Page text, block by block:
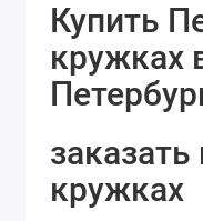
Купить
кружках
заказать
кружках